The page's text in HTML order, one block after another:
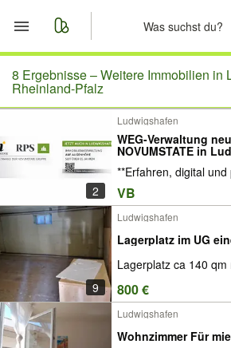
Start
Merkliste
Nachrichten
Anzeige aufgeben
8 Ergebnisse –Weitere Immobilien in
Rheinland-Pfalz
2
Ludwigshafen
WEG-Verwaltung
NOVUMSTATE in
**Erfahren, digital und
VB
9
Ludwigshafen
Lagerplatz im UG
Lagerplatz ca 140 qm
800 €
Ludwigshafen
Wohnzimmer Für